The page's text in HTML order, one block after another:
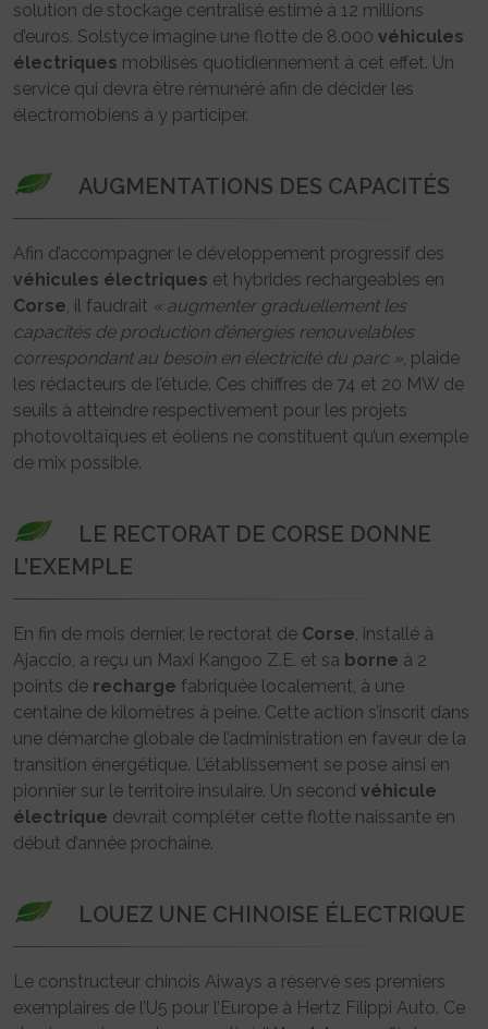
solution de stockage centralisé estimé à 12 millions
d’euros. Solstyce imagine une flotte de 8.000 véhicules
électriques mobilisés quotidiennement à cet effet. Un
service qui devra être rémunéré afin de décider les
électromobiens à y participer.
AUGMENTATIONS DES CAPACITÉS
Afin d’accompagner le développement progressif des
véhicules électriques et hybrides rechargeables en
Corse , il faudrait « augmenter graduellement les
capacités de production d’énergies renouvelables
correspondant au besoin en électricité du parc » , plaide
les rédacteurs de l’étude. Ces chiffres de 74 et 20 MW de
seuils à atteindre respectivement pour les projets
photovoltaïques et éoliens ne constituent qu’un exemple
de mix possible.
LE RECTORAT DE CORSE DONNE
L’EXEMPLE
En fin de mois dernier, le rectorat de Corse , installé à
Ajaccio, a reçu un Maxi Kangoo Z.E. et sa borne à 2
points de recharge fabriquée localement, à une
centaine de kilomètres à peine. Cette action s’inscrit dans
une démarche globale de l’administration en faveur de la
transition énergétique. L’établissement se pose ainsi en
pionnier sur le territoire insulaire. Un second véhicule
électrique devrait compléter cette flotte naissante en
début d’année prochaine.
LOUEZ UNE CHINOISE ÉLECTRIQUE
Le constructeur chinois Aiways a réservé ses premiers
exemplaires de l’U5 pour l’Europe à Hertz Filippi Auto. Ce